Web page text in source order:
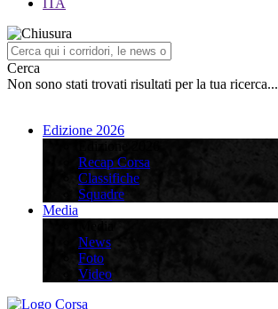
ITA
Cerca
Non sono stati trovati risultati per la tua ricerca...
Edizione 2026
Recap Corsa
Classifiche
Squadre
Media
News
Foto
Video